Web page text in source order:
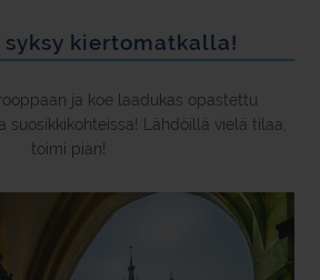
syksy kiertomatkalla!
ja koe laadukas opastettu
suosikkikohteissa! Lähdöillä vielä tilaa,
toimi pian!